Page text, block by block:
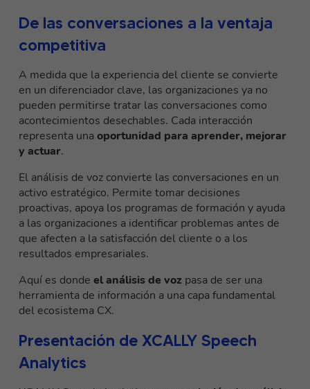
De las conversaciones a la ventaja
competitiva
A medida que la experiencia del cliente se convierte
en un diferenciador clave, las organizaciones ya no
pueden permitirse tratar las conversaciones como
acontecimientos desechables. Cada interacción
representa unaoportunidad para aprender, mejorar
y actuar.
El análisis de voz convierte las conversaciones en un
activo estratégico. Permite tomar decisiones
proactivas, apoya los programas de formación y ayuda
a las organizaciones a identificar problemas antes de
que afecten a la satisfacción del cliente o a los
resultados empresariales.
Aquí es donde el análisis de voz pasa de ser una
herramienta de información a una capa fundamental
del ecosistema CX.
Presentación de XCALLY Speech
Analytics